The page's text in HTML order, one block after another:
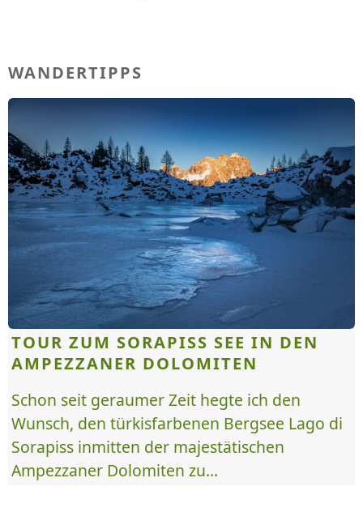
WANDERTIPPS
TOUR ZUM SORAPISS SEE IN DEN
AMPEZZANER DOLOMITEN
Schon seit geraumer Zeit hegte ich den
Wunsch, den türkisfarbenen Bergsee Lago di
Sorapiss inmitten der majestätischen
Ampezzaner Dolomiten zu...